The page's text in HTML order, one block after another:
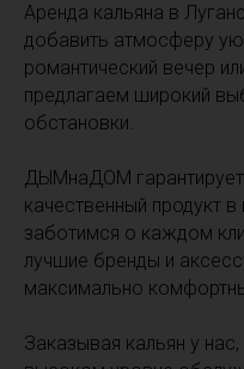
Аренда кальяна в
добавить атмосферу
романтический вечер
предлагаем широкий
обстановки.
ДЫМнаДОМ
качественный продукт
заботимся о каждом
лучшие бренды и
максимально
Заказывая кальян у